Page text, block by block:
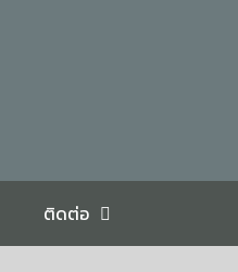
ติดต่อ